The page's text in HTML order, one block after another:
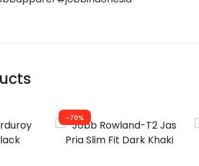
-70%